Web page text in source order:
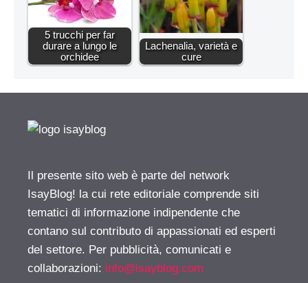
5 trucchi per far
durare a lungo le
orchidee
Lachenalia, varietà e
cure
Il presente sito web è parte del network
IsayBlog! la cui rete editoriale comprende siti
tematici di informazione indipendente che
contano sul contributo di appassionati ed esperti
del settore. Per pubblicità, comunicati e
collaborazioni: info@isayblog.com